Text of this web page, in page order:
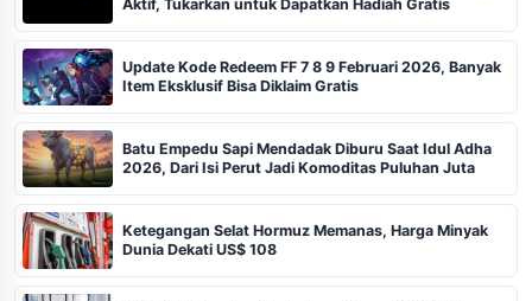
Aktif, Tukarkan untuk Dapatkan Hadiah Gratis
Update Kode Redeem FF 7 8 9 Februari 2026, Banyak
Item Eksklusif Bisa Diklaim Gratis
Batu Empedu Sapi Mendadak Diburu Saat Idul Adha
2026, Dari Isi Perut Jadi Komoditas Puluhan Juta
Ketegangan Selat Hormuz Memanas, Harga Minyak
Dunia Dekati US$ 108